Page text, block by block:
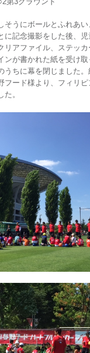
そうにボールとふれあ
に記念撮影をした後、
リアファイル、ステッ
ンが書かれた紙を受け
うちに幕を閉じました
フード様より、フィリ
。